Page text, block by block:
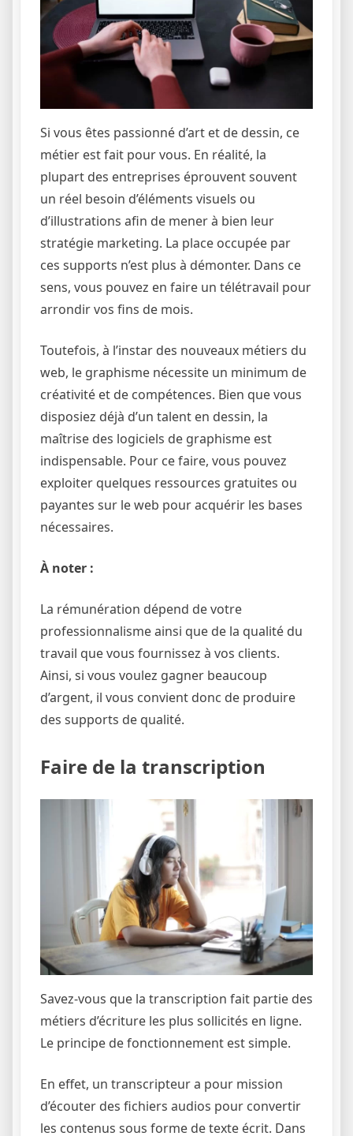
Si vous êtes passionné d’art et de dessin, ce
métier est fait pour vous. En réalité, la
plupart des entreprises éprouvent souvent
un réel besoin d’éléments visuels ou
d’illustrations afin de mener à bien leur
stratégie marketing. La place occupée par
ces supports n’est plus à démonter. Dans ce
sens, vous pouvez en faire un télétravail pour
arrondir vos fins de mois.
Toutefois, à l’instar des nouveaux métiers du
web, le graphisme nécessite un minimum de
créativité et de compétences. Bien que vous
disposiez déjà d’un talent en dessin, la
maîtrise des logiciels de graphisme est
indispensable. Pour ce faire, vous pouvez
exploiter quelques ressources gratuites ou
payantes sur le web pour acquérir les bases
nécessaires.
À noter :
La rémunération dépend de votre
professionnalisme ainsi que de la qualité du
travail que vous fournissez à vos clients.
Ainsi, si vous voulez gagner beaucoup
d’argent, il vous convient donc de produire
des supports de qualité.
Faire de la transcription
Savez-vous que la transcription fait partie des
métiers d’écriture les plus sollicités en ligne.
Le principe de fonctionnement est simple.
En effet, un transcripteur a pour mission
d’écouter des fichiers audios pour convertir
les contenus sous forme de texte écrit. Dans